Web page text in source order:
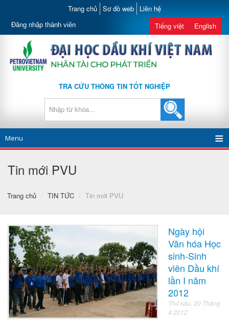
Trang chủ Sơ đồ web Liên hệ
Đăng nhập thành viên Tiếng việt English
TRA CỨU THÔNG TIN TỐT NGHIỆP
Menu
Tin mới PVU
Trang chủ / TIN TỨC / Tin mới PVU
Ngày hội
Văn hóa Học
sinh-Sinh
viên Dầu khí
lần I năm
2012
Thứ sáu, 20 Tháng
4 2012